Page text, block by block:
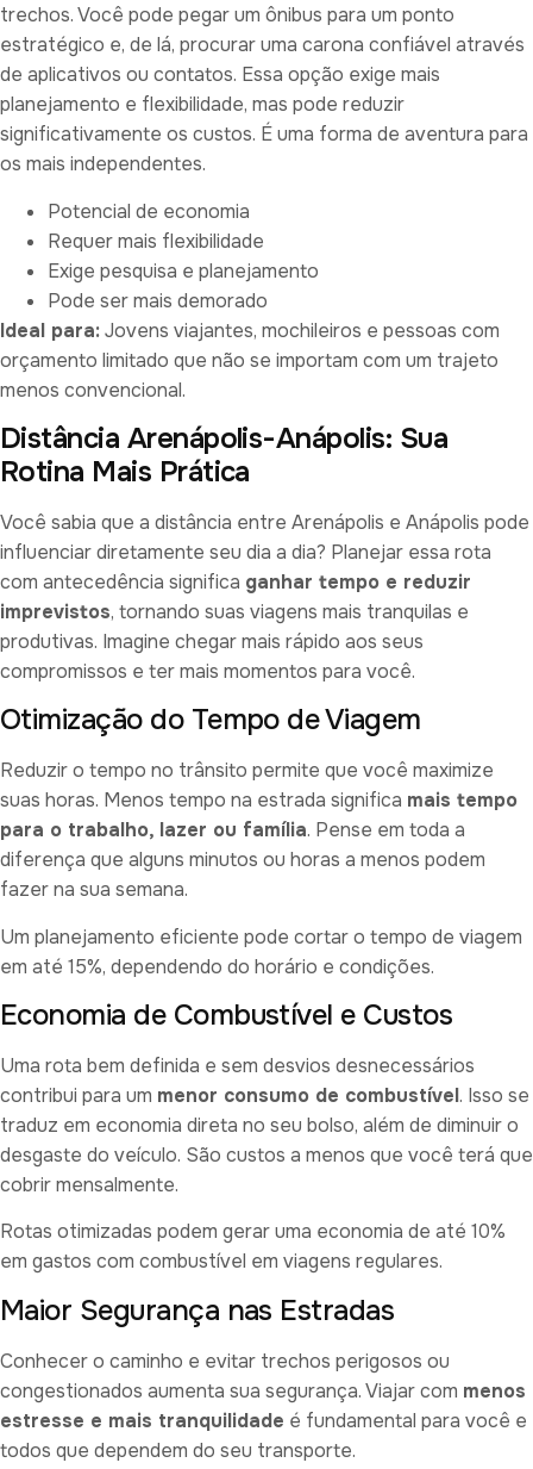
trechos. Você pode pegar um ônibus para um ponto
estratégico e, de lá, procurar uma carona confiável através
de aplicativos ou contatos. Essa opção exige mais
planejamento e flexibilidade, mas pode reduzir
significativamente os custos. É uma forma de aventura para
os mais independentes.
Potencial de economia
Requer mais flexibilidade
Exige pesquisa e planejamento
Pode ser mais demorado
Ideal para:Jovens viajantes, mochileiros e pessoas com
orçamento limitado que não se importam com um trajeto
menos convencional.
Distância Arenápolis-Anápolis: Sua
Rotina Mais Prática
Você sabia que a distância entre Arenápolis e Anápolis pode
influenciar diretamente seu dia a dia? Planejar essa rota
com antecedência significa ganhar tempo e reduzir
imprevistos, tornando suas viagens mais tranquilas e
produtivas. Imagine chegar mais rápido aos seus
compromissos e ter mais momentos para você.
Otimização do Tempo de Viagem
Reduzir o tempo no trânsito permite que você maximize
suas horas. Menos tempo na estrada significa mais tempo
para o trabalho, lazer ou família. Pense em toda a
diferença que alguns minutos ou horas a menos podem
fazer na sua semana.
Um planejamento eficiente pode cortar o tempo de viagem
em até 15%, dependendo do horário e condições.
Economia de Combustível e Custos
Uma rota bem definida e sem desvios desnecessários
contribui para um menor consumo de combustível. Isso se
traduz em economia direta no seu bolso, além de diminuir o
desgaste do veículo. São custos a menos que você terá que
cobrir mensalmente.
Rotas otimizadas podem gerar uma economia de até 10%
em gastos com combustível em viagens regulares.
Maior Segurança nas Estradas
Conhecer o caminho e evitar trechos perigosos ou
congestionados aumenta sua segurança. Viajar com menos
estresse e mais tranquilidade é fundamental para você e
todos que dependem do seu transporte.